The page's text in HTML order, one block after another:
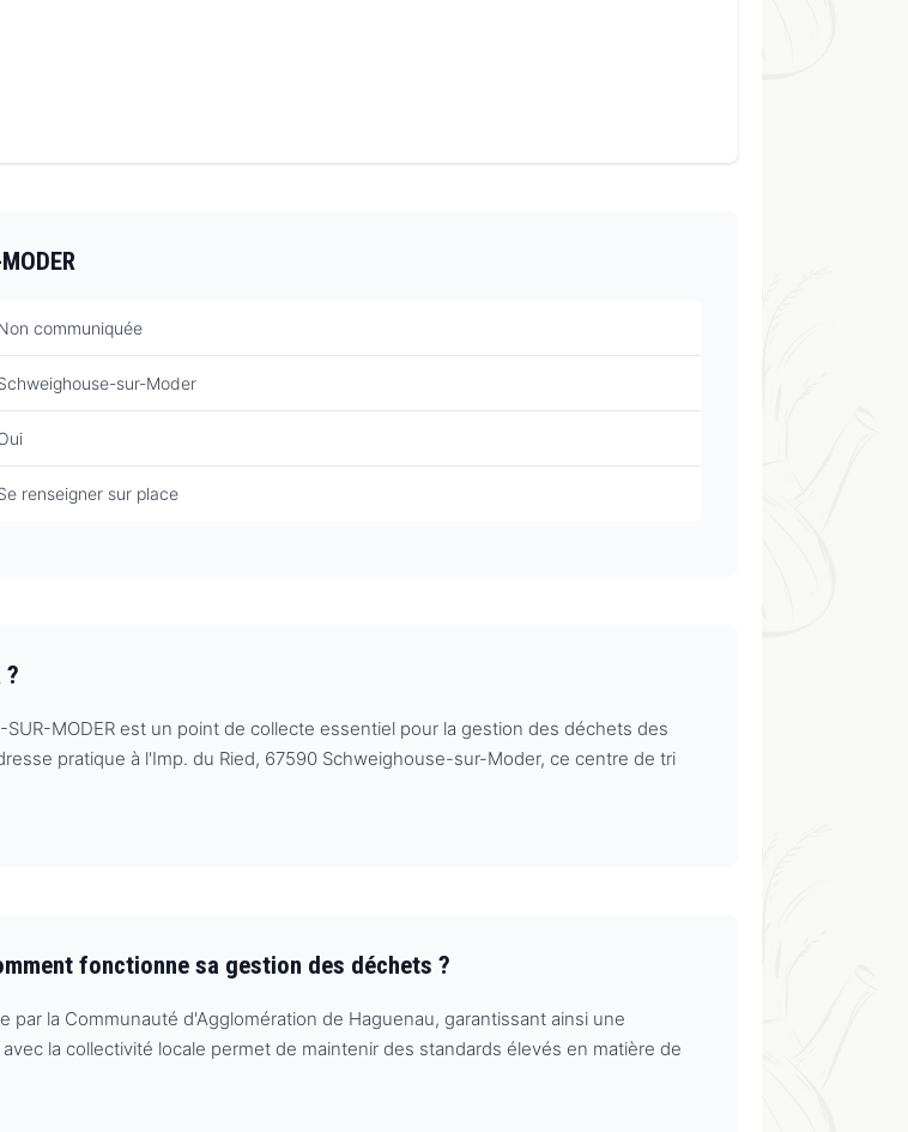
communiquée
sur-Moder
renseigner sur place
?
MODER est un point de collecte essentiel pour la gestion des déchets des
pratique à l'Imp. du Ried, 67590 Schweighouse-sur-Moder, ce centre de tri
fonctionne sa gestion des déchets ?
par la Communauté d'Agglomération de Haguenau, garantissant ainsi une
la collectivité locale permet de maintenir des standards élevés en matière de